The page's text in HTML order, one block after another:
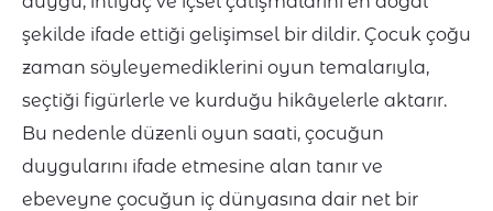
şekilde ifade ettiği gelişimsel bir dildir. Çocuk çoğu
zaman söyleyemediklerini oyun temalarıyla,
seçtiği figürlerle ve kurduğu hikâyelerle aktarır.
Bu nedenle düzenli oyun saati, çocuğun
duygularını ifade etmesine alan tanır ve
ebeveyne çocuğun iç dünyasına dair net bir